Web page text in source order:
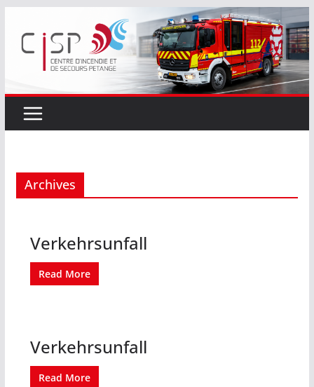
contenu
Archives
Verkehrsunfall
Read More
Verkehrsunfall
Read More